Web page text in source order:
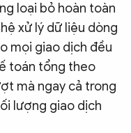
loại bỏ hoàn toàn
xử lý dữ liệu dòng
mọi giao dịch đều
toán tổng theo
mà ngay cả trong
lượng giao dịch